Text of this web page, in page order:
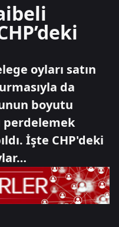
oyları satın
da
boyutu
perdelemek
İşte CHP'deki